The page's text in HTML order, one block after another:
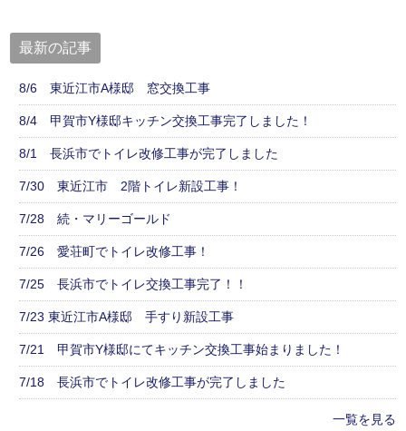
最新の記事
8/6 東近江市A様邸 窓交換工事
8/4 甲賀市Y様邸キッチン交換工事完了しました！
8/1 長浜市でトイレ改修工事が完了しました
7/30 東近江市 2階トイレ新設工事！
7/28 続・マリーゴールド
7/26 愛荘町でトイレ改修工事！
7/25 長浜市でトイレ交換工事完了！！
7/23 東近江市A様邸 手すり新設工事
7/21 甲賀市Y様邸にてキッチン交換工事始まりました！
7/18 長浜市でトイレ改修工事が完了しました
一覧を見る